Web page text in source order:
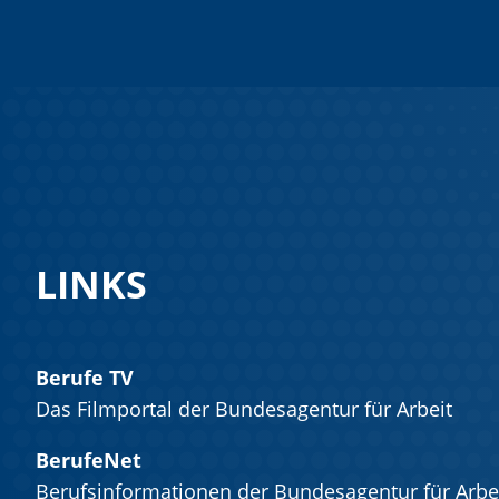
LINKS
Berufe TV
Das Filmportal der Bundesagentur für Arbeit
BerufeNet
Berufsinformationen der Bundesagentur für